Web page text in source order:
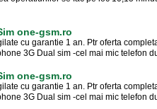
one-gsm.ro
cu garantie 1 an. Ptr oferta
3G Dual sim -cel mai mic telefon
one-gsm.ro
cu garantie 1 an. Ptr oferta
3G Dual sim -cel mai mic telefon